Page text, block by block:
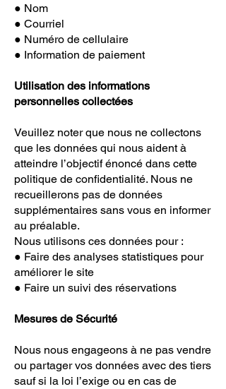
● Nom
● Courriel
● Numéro de cellulaire
● Information de paiement
Utilisation des informations
personnelles collectées
Veuillez noter que nous ne collectons
que les données qui nous aident à
atteindre l’objectif énoncé dans cette
politique de confidentialité. Nous ne
recueillerons pas de données
supplémentaires sans vous en informer
au préalable.
Nous utilisons ces données pour :
● Faire des analyses statistiques pour
améliorer le site
● Faire un suivi des réservations
Mesures de Sécurité
Nous nous engageons à ne pas vendre
ou partager vos données avec des tiers
sauf si la loi l’exige ou en cas de